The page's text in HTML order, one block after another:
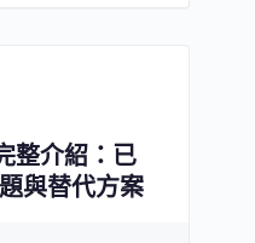
整介紹：已
與替代方案